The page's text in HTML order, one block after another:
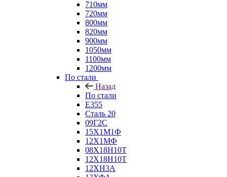
710мм
720мм
800мм
820мм
900мм
1050мм
1100мм
1200мм
По стали
Назад
По стали
E355
Сталь 20
09Г2С
15Х1М1Ф
12Х1МФ
08Х18Н10Т
12Х18Н10Т
12ХН3А